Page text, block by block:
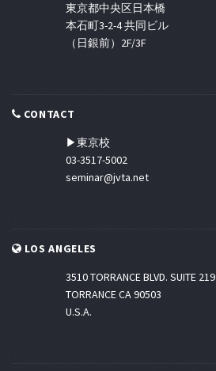
東京都中央区日本橋
本石町3-2-4 共同ビル
（日銀前）2F/3F
CONTACT
▶東京校
03-3517-5002
seminar@jvta.net
LOS ANGELES
3510 TORRANCE BLVD. SUITE 219
TORRANCE CA 90503
U.S.A.